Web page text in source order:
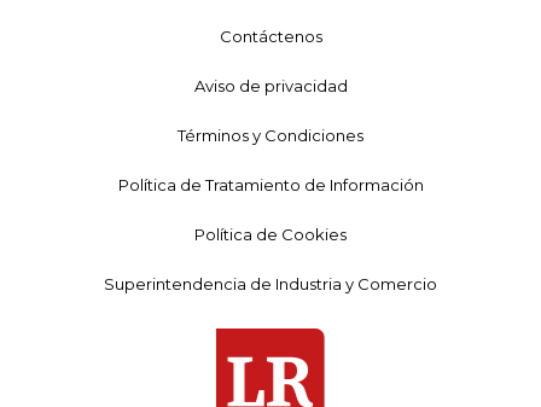
Contáctenos
Aviso de privacidad
Términos y Condiciones
Política de Tratamiento de Información
Política de Cookies
Superintendencia de Industria y Comercio